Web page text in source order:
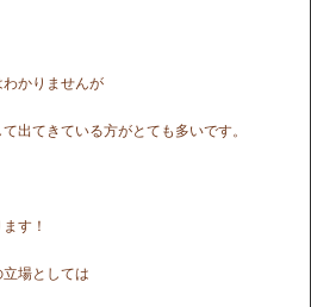
かりませんが
出てきている方がとても多いです。
す！
場としては